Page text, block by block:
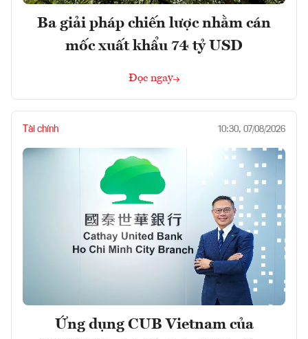
Ba giải pháp chiến lược nhằm cán
mốc xuất khẩu 74 tỷ USD
Đọc ngay
Tài chính 10:30, 07/08/2026
Ứng dụng CUB Vietnam của